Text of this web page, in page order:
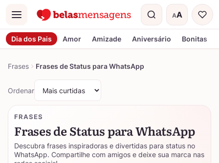
Menu AA
Tamanho do
Dia dos Pais Amor Amizade Aniversário Bonitas
Frases Frases de Status para WhatsApp
Ordenar
FRASES
Frases de Status para WhatsApp
Descubra frases inspiradoras e divertidas para status no
WhatsApp. Compartilhe com amigos e deixe sua marca nas